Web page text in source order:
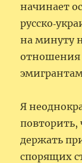
начинает
на минуту
Я
держать
спорящих